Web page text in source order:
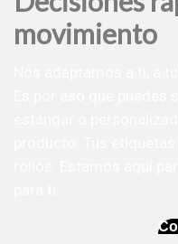
movimiento